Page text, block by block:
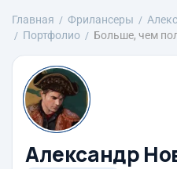
Главная Фрилансеры
Портфолио
Больше, чем
Александр